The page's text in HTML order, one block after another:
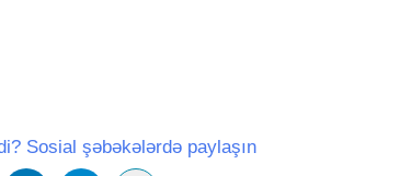
Sosial şəbəkələrdə paylaşın